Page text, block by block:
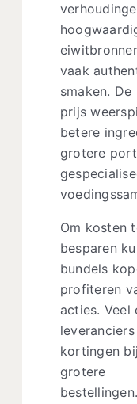
vaak
smaken. De
prijs
betere
grotere
Om kosten
besparen
bundels
profiteren
acties. Veel
kortingen bij
grotere
bestellingen.